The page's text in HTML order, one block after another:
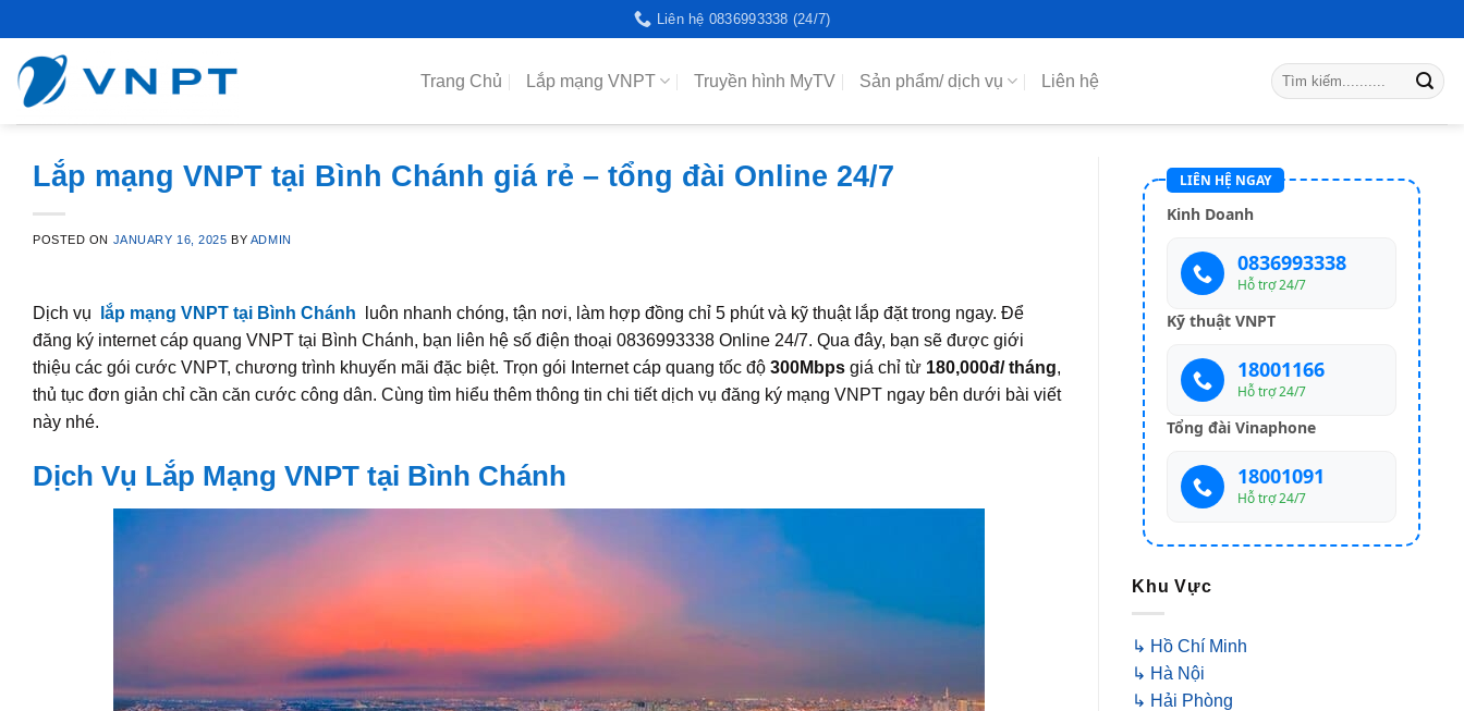
to
content
Liên hệ 0836993338 (24/7)
Trang Chủ Lắp mạng VNPT Truyền hình MyTV Sản phẩm/ dịch vụ Liên hệ
Lắp mạng VNPT tại Bình Chánh giá rẻ – tổng đài Online 24/7
POSTED ON JANUARY 16, 2025 BY ADMIN
Dịch vụ lắp mạng VNPT tại Bình Chánh
luôn nhanh chóng, tận nơi, làm hợp đồng chỉ 5 phút và kỹ thuật lắp đặt trong ngay. Để
đăng ký internet cáp quang VNPT tại Bình Chánh, bạn liên hệ số điện thoại 0836993338 Online 24/7. Qua đây, bạn sẽ được giới
thiệu các gói cước VNPT, chương trình khuyến mãi đặc biệt. Trọn gói Internet cáp quang tốc độ 300Mbps giá chỉ từ 180,000đ/ tháng,
thủ tục đơn giản chỉ cần căn cước công dân. Cùng tìm hiểu thêm thông tin chi tiết dịch vụ đăng ký mạng VNPT ngay bên dưới bài viết
này nhé.
Dịch Vụ Lắp Mạng VNPT tại Bình Chánh
LIÊN HỆ NGAY
Kinh Doanh
0836993338
Hỗ trợ 24/7
Kỹ thuật VNPT
18001166
Hỗ trợ 24/7
Tổng đài Vinaphone
18001091
Hỗ trợ 24/7
Khu Vực
↳ Hồ Chí Minh
↳ Hà Nội
↳ Hải Phòng